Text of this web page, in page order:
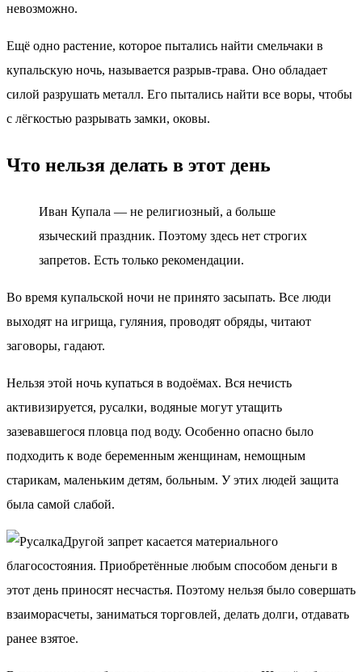
невозможно.
Ещё одно растение, которое пытались найти смельчаки в
купальскую ночь, называется разрыв-трава. Оно обладает
силой разрушать металл. Его пытались найти все воры, чтобы
с лёгкостью разрывать замки, оковы.
Что нельзя делать в этот день
Иван Купала — не религиозный, а больше
языческий праздник. Поэтому здесь нет строгих
запретов. Есть только рекомендации.
Во время купальской ночи не принято засыпать. Все люди
выходят на игрища, гуляния, проводят обряды, читают
заговоры, гадают.
Нельзя этой ночь купаться в водоёмах. Вся нечисть
активизируется, русалки, водяные могут утащить
зазевавшегося пловца под воду. Особенно опасно было
подходить к воде беременным женщинам, немощным
старикам, маленьким детям, больным. У этих людей защита
была самой слабой.
Другой запрет касается материального
благосостояния. Приобретённые любым способом деньги в
этот день приносят несчастья. Поэтому нельзя было совершать
взаиморасчеты, заниматься торговлей, делать долги, отдавать
ранее взятое.